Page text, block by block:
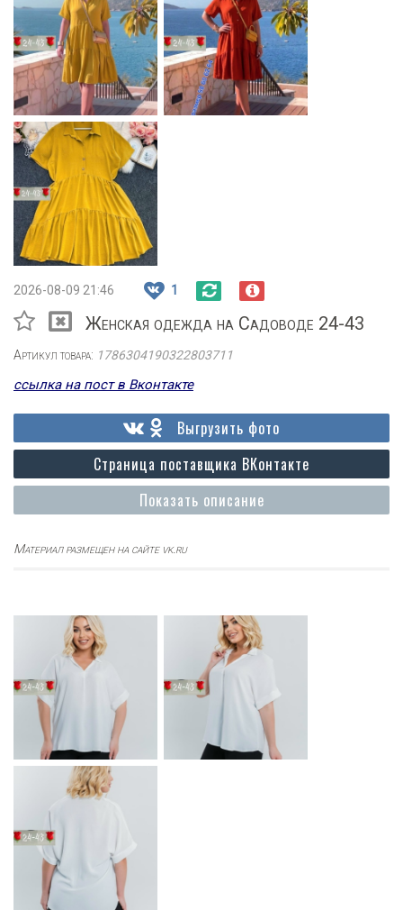
2026-08-09 21:46 1
Женская одежда на Садоводе 24-43
Артикул товара: 1786304190322803711
ссылка на пост в Вконтакте
Показать описание
Страница поставщика ВКонтакте
Выгрузить фото
Материал размещен на сайте vk.ru